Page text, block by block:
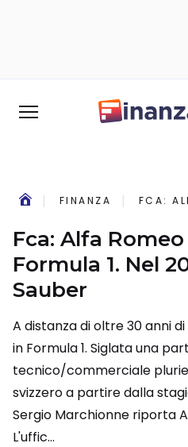
FINANZA FCA:
Fca: Alfa
Formula 1. Nel
Sauber
A distanza di oltre 30 anni
in Formula 1. Siglata una
tecnico/commerciale
svizzero a partire dalla
Sergio Marchionne riporta
L'uffic...